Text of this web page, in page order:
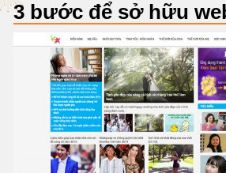
3 bước để sở hữu